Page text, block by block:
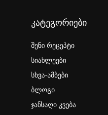
კატეგორიები
შენი რეცეპტი
სიახლეები
სხვა-ამბები
ბლოგი
ჯანსაღი კვება